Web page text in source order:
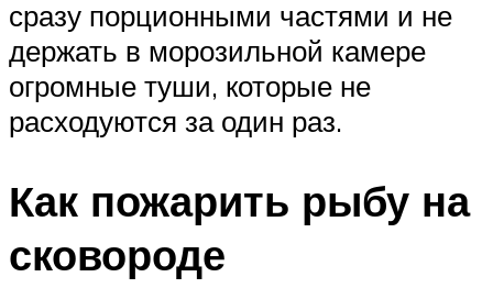
сразу порционными частями и не
держать в морозильной камере
огромные туши, которые не
расходуются за один раз.
Как пожарить рыбу на
сковороде